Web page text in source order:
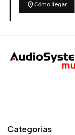
location_on Cómo llegar
Categorias